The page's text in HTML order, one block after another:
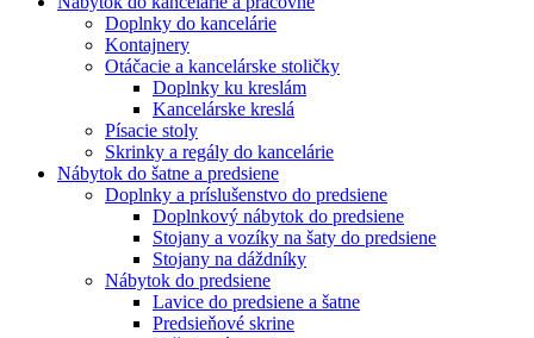
Doplnky do kancelárie
Kontajnery
Otáčacie a kancelárske stoličky
Doplnky ku kreslám
Kancelárske kreslá
Písacie stoly
Skrinky a regály do kancelárie
Nábytok do šatne a predsiene
Doplnky a príslušenstvo do predsiene
Doplnkový nábytok do predsiene
Stojany a vozíky na šaty do predsiene
Stojany na dáždníky
Nábytok do predsiene
Lavice do predsiene a šatne
Predsieňové skrine